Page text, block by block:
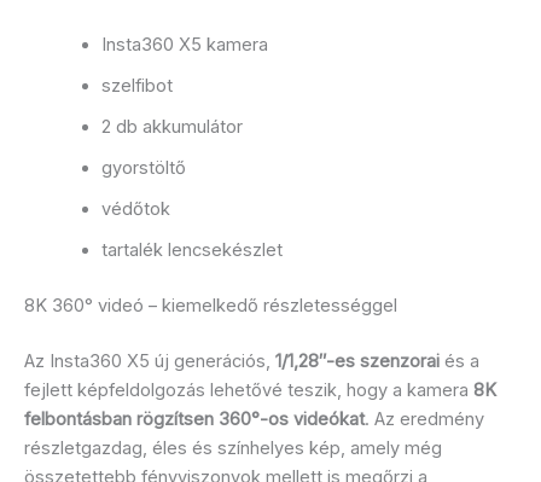
Insta360 X5 kamera
szelfibot
2 db akkumulátor
gyorstöltő
védőtok
tartalék lencsekészlet
8K 360° videó – kiemelkedő részletességgel
Az Insta360 X5 új generációs, 1/1,28″-es szenzorai és a
fejlett képfeldolgozás lehetővé teszik, hogy a kamera 8K
felbontásban rögzítsen 360°-os videókat. Az eredmény
részletgazdag, éles és színhelyes kép, amely még
összetettebb fényviszonyok mellett is megőrzi a